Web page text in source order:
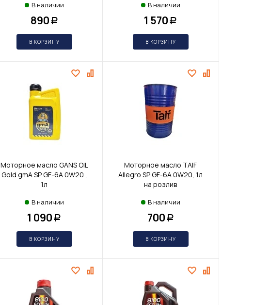
В наличии
890 Р
В КОРЗИНУ
В наличии
1 570 Р
В КОРЗИНУ
Моторное масло GANS OIL
Gold gmA SP GF-6A 0W20 ,
1л
В наличии
1 090 Р
В КОРЗИНУ
Моторное масло TAIF
Allegro SP GF-6A 0W20, 1л
на розлив
В наличии
700 Р
В КОРЗИНУ